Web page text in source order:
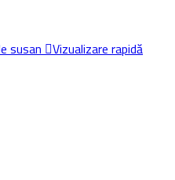
Vizualizare rapidă